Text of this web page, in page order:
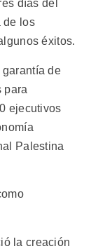
días del
de los
éxitos.
de
para
ejecutivos
Palestina
la creación